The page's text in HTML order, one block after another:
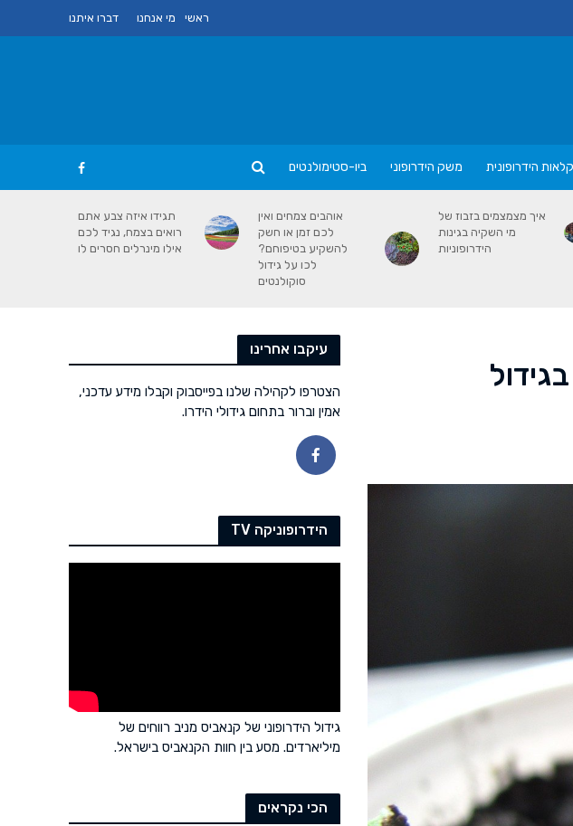
ראשי מי אנחנו דברו איתנו
הידרופונית משק הידרופוני ביו-סטימולנטים
איך מצמצמים בזבוז של
מי השקיה בגינות
הידרופוניות
אוהבים צמחים ואין
לכם זמן או חשק
להשקיע בטיפוחם?
לכו על גידול
סוקולנטים
תגידו איזה צבע אתם
רואים בצמח, נגיד לכם
אילו מינרלים חסרים לו
עיקבו אחרינו
הצטרפו לקהילה שלנו בפייסבוק וקבלו מידע עדכני,
אמין וברור בתחום גידולי הידרו.
הידרופוניקה TV
גידול הידרופוני של קנאביס מניב רווחים של
מיליארדים. מסע בין חוות הקנאביס בישראל.
הכי נקראים